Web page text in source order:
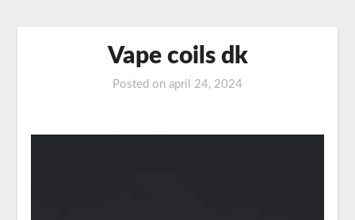
Vape coils dk
Posted on april 24, 2024